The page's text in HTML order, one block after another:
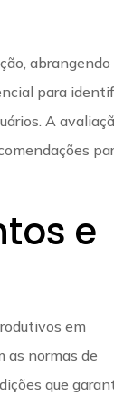
abrangendo
para
A
e
em
as normas de
que